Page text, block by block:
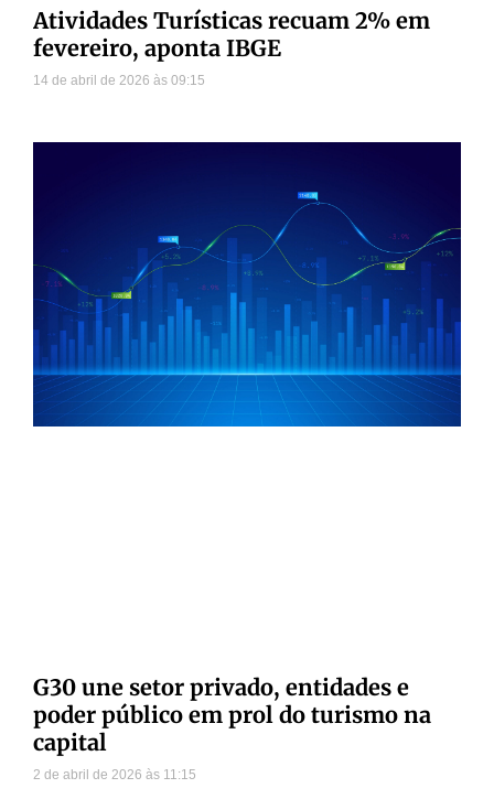
Atividades Turísticas recuam 2% em
fevereiro, aponta IBGE
14 de abril de 2026 09:15
G30 une setor privado, entidades e
poder público em prol do turismo na
capital
2 de abril de 2026 11:15